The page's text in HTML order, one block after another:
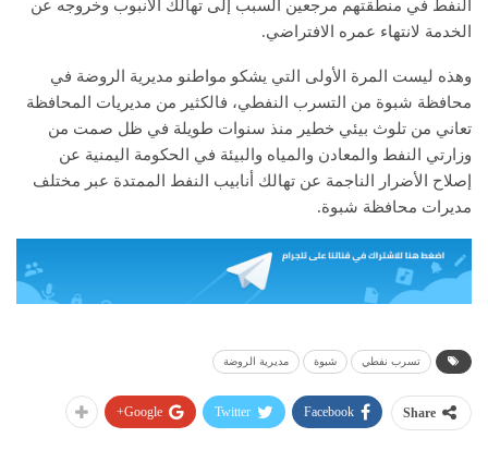
النفط في منطقتهم مرجعين السبب إلى تهالك الأنبوب وخروجه عن
الخدمة لانتهاء عمره الافتراضي.
وهذه ليست المرة الأولى التي يشكو مواطنو مديرية الروضة في
محافظة شبوة من التسرب النفطي، فالكثير من مديريات المحافظة
تعاني من تلوث بيئي خطير منذ سنوات طويلة في ظل صمت من
وزارتي النفط والمعادن والمياه والبيئة في الحكومة اليمنية عن
إصلاح الأضرار الناجمة عن تهالك أنابيب النفط الممتدة عبر مختلف
مديرات محافظة شبوة.
تسرب نفطي شبوة مديرية الروضة
Share
Facebook
Twitter
Google+